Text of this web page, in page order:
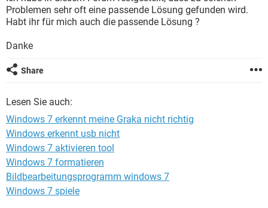
Problemen sehr oft eine passende Lösung gefunden wird.
Habt ihr für mich auch die passende Lösung ?
Danke
Share
Lesen Sie auch:
Windows 7 erkennt meine Graka nicht richtig
Windows erkennt usb nicht
Windows 7 aktivieren tool
Windows 7 formatieren
Bildbearbeitungsprogramm windows 7
Windows 7 spiele